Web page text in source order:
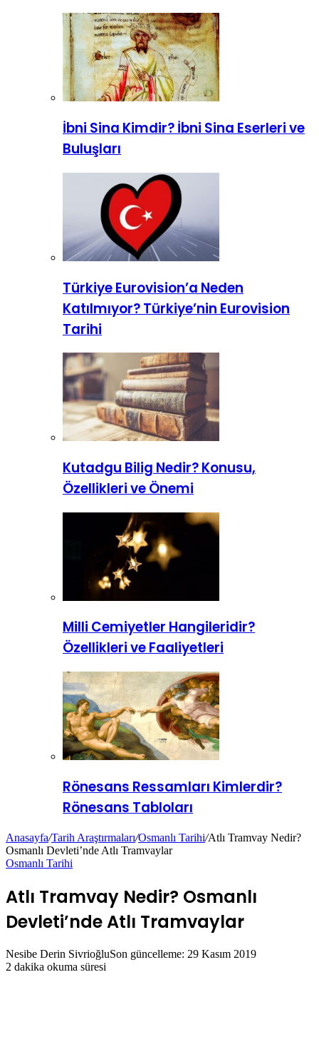
İbni Sina Kimdir? İbni Sina Eserleri ve
Buluşları
Türkiye Eurovision’a Neden
Katılmıyor? Türkiye’nin Eurovision
Tarihi
Kutadgu Bilig Nedir? Konusu,
Özellikleri ve Önemi
Milli Cemiyetler Hangileridir?
Özellikleri ve Faaliyetleri
Rönesans Ressamları Kimlerdir?
Rönesans Tabloları
Anasayfa/Tarih Araştırmaları/Osmanlı Tarihi/Atlı Tramvay Nedir?
Osmanlı Devleti’nde Atlı Tramvaylar
Osmanlı Tarihi
Atlı Tramvay Nedir? Osmanlı
Devleti’nde Atlı Tramvaylar
Nesibe Derin SivrioğluSon güncelleme: 29 Kasım 2019
2 dakika okuma süresi